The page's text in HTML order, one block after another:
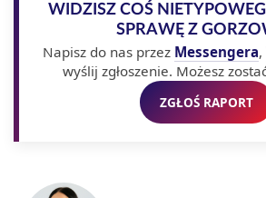
WIDZISZ COŚ
SPRAWĘ Z
Napisz do nas przez Messengera,
wyślij zgłoszenie. Możesz
ZGŁOŚ RAPORT